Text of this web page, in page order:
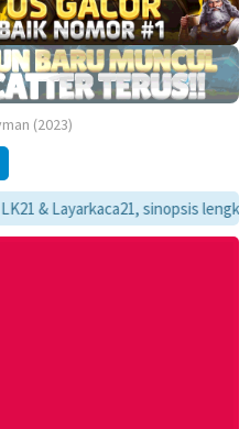
(2023)
Layarkaca21, sinopsis lengkap,